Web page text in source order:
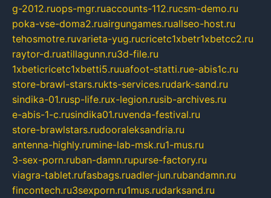
g-2012.ruops-mgr.ruaccounts-112.rucsm-demo.ru
poka-vse-doma2.ruairgungames.ruallseo-host.ru
tehosmotre.ruvarieta-yug.rucricetc1xbetr1xbetcc2.ru
raytor-d.ruatillagunn.ru3d-file.ru
1xbeticricetc1xbetti5.ruuafoot-statti.rue-abis1c.ru
store-brawl-stars.rukts-services.rudark-sand.ru
sindika-01.rusp-life.rux-legion.rusib-archives.ru
e-abis-1-c.rusindika01.ruvenda-festival.ru
store-brawlstars.rudooraleksandria.ru
antenna-highly.rumine-lab-msk.ru1-mus.ru
3-sex-porn.ruban-damn.rupurse-factory.ru
viagra-tablet.rufasbags.ruadler-jun.rubandamn.ru
fincontech.ru3sexporn.ru1mus.rudarksand.ru